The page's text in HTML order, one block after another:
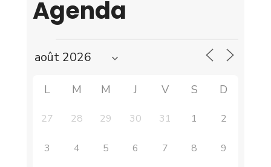
Agenda
L M M J V S D
27 28 29 30 31 1 2
3 4 5 6 7 8 9